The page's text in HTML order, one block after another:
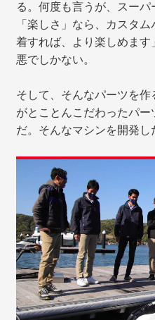
る。何度も言うが、スー
「楽しさ」なら、カスタ
着すれば、より楽しめま
悪でしかない。
そして、そんなパーツを
がとことんこだわったパ
だ。そんなマシンを開発し